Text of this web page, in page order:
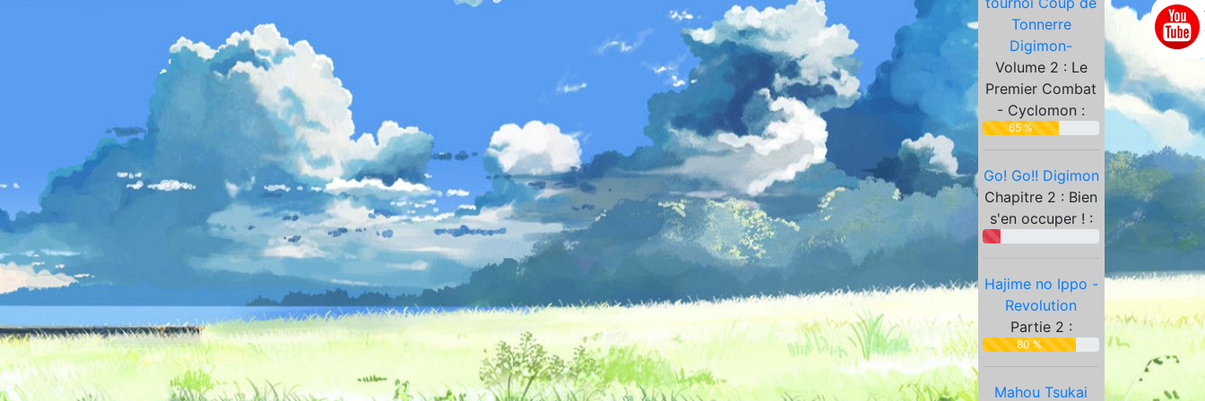
Tous les animes (604)
Mangas en pause (7)
Mangas licenciés (19)
Mangas abandonnés
(0)
Tous les mangas
(273)
Tonnerre
Digimon-
Volume 2 : Le
Premier Combat
- Cyclomon :
65 %
Go! Go!! Digimon
Chapitre 2 : Bien
s'en occuper ! :
Hajime no Ippo -
Revolution
Partie 2 :
80 %
Mahou Tsukai